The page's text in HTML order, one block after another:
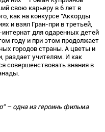
свою карьеру в 6 лет в
как на конкурсе “Аккорды
и взял Гран-при в третьей,
для одаренных детей
году и при этом продолжает
городов страны. А цветы и
раздает учителям. И как
совершенствовать знания в
– одна из героинь фильма